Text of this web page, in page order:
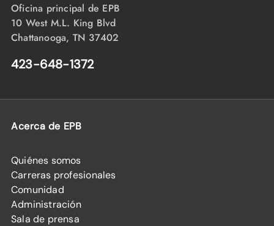
Oficina principal de EPB
10 West M.L. King Blvd
Chattanooga, TN 37402
423-648-1372
Acerca de EPB
Quiénes somos
Carreras profesionales
Comunidad
Administración
Sala de prensa